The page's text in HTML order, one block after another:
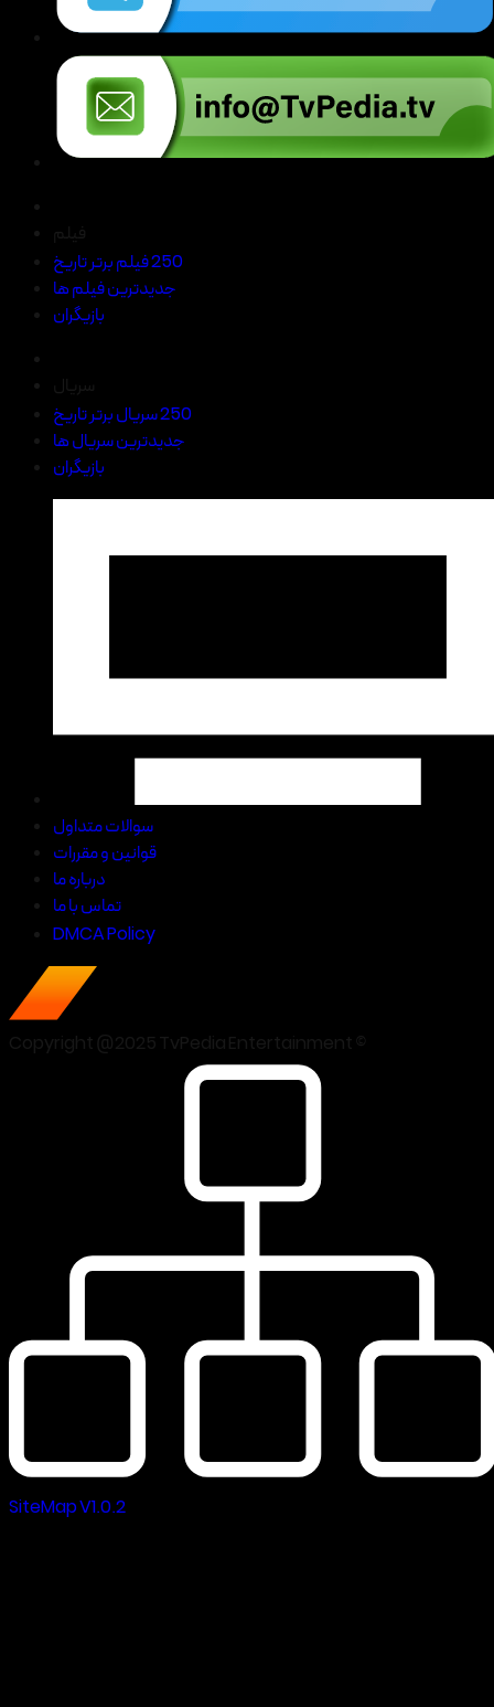
250 فیلم برتر تاریخ
جدیدترین فیلم ها
بازیگران
250 سریال برتر تاریخ
جدیدترین سریال ها
بازیگران
سوالات متداول
قوانین و مقررات
درباره ما
تماس با ما
DMCA Policy
SiteMap V1.0.2